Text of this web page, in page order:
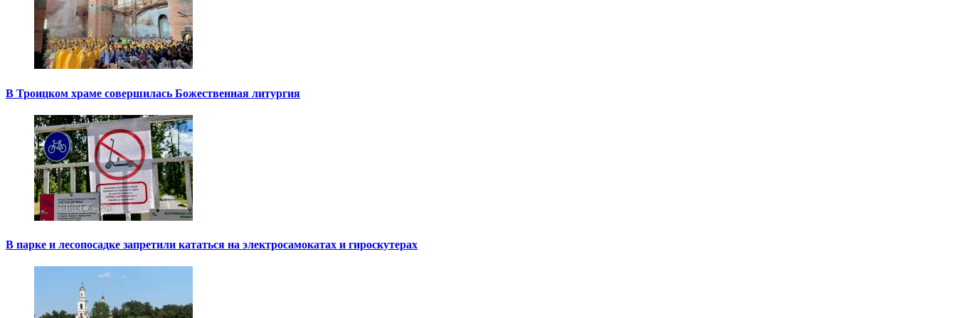
В Троицком храме совершилась Божественная литургия
В парке и лесопосадке запретили кататься на электросамокатах и гироскутерах